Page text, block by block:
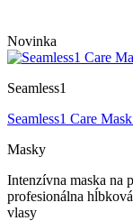
Novinka
Seamless1
Seamless1 Care
Masky
Intenzívna maska na
profesionálna
vlasy